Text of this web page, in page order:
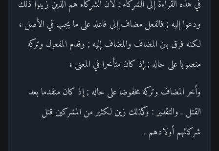
في هذه القراءة إلى الشركاء ; لأن الشركاء هم الذين زينوا ذلك
ودعوا إليه ; فالفعل مضاف إلى فاعله على ما يجب في الأصل ،
لكنه فرق بين المضاف والمضاف إليه ; وقدم المفعول وتركه
منصوبا على حاله ; إذ كان متأخرا في المعنى ،
وأخر المضاف وتركه مخفوضا على حاله ; إذ كان متقدما بعد
القتل . والتقدير : وكذلك زين لكثير من المشركين قتل
شركائهم أولادهم .